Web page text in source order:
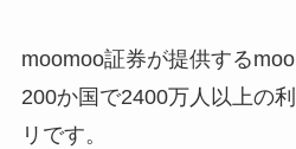
moomoo証券が提供する
200か国で2400万人以上の
リです。